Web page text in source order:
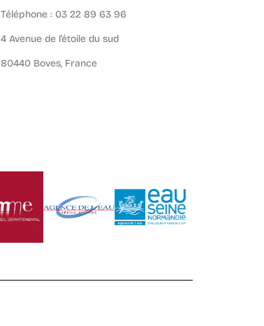
Téléphone : 03 22 89 63 96
4 Avenue de l’étoile du sud
80440 Boves, France